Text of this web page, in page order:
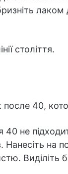
лаком
століття.
40 не
на
Виділіть